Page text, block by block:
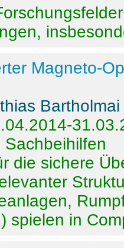
Magneto-
Bartholmai
Sachbeihilfen
die sichere
spielen in